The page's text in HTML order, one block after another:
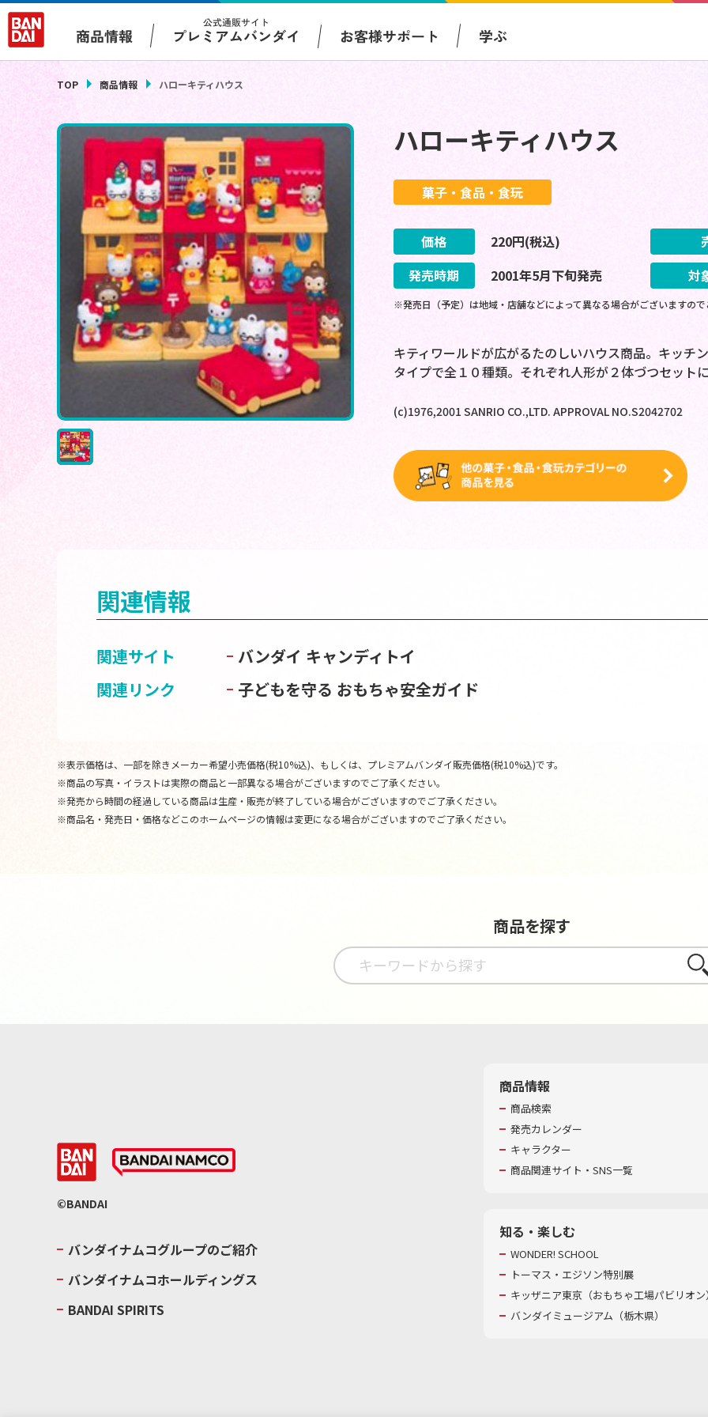
商品情報
公式通販サイト
プレミアムバンダイ お客様サポート 学ぶ
TOP 商品情報 ハローキティハウス
ハローキティハウス
菓子・食品・食玩
価格 220円(税込)
発売時期
2001年5月下旬発売 対
※発売日（予定）は地域・店舗などによって異なる場合がございますの
キティワールドが広がるたのしいハウス商品。キッチ
タイプで全１０種類。それぞれ人形が２体づつセット
(c)1976,2001 SANRIO CO.,LTD. APPROVAL NO.S2042702
関連情報
関連サイト
バンダイ キャンディトイ
関連リンク
子どもを守る おもちゃ安全ガイド
※表示価格は、一部を除きメーカー希望小売価格(税10%込)、もしくは、プレミアムバンダイ販売価格(税10%込)です。
※商品の写真・イラストは実際の商品と一部異なる場合がございますのでご了承ください。
※発売から時間の経過している商品は生産・販売が終了している場合がございますのでご了承ください。
※商品名・発売日・価格などこのホームページの情報は変更になる場合がございますのでご了承ください。
商品を探す
さが
©BANDAI
バンダイナムコグループのご紹介
バンダイナムコホールディングス
BANDAI SPIRITS
商品情報
商品検索
発売カレンダー
キャラクター
商品関連サイト・SNS一覧
知る・楽しむ
WONDER! SCHOOL
トーマス・エジソン特別展
キッザニア東京（おもちゃ工場パビリオ
バンダイミュージアム（栃木県）